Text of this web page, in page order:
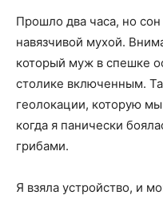
Прошло два часа, но
навязчивой мухой.
который муж в спешке
столике включенным.
геолокации, которую
когда я панически
грибами.
Я взяла устройство, и